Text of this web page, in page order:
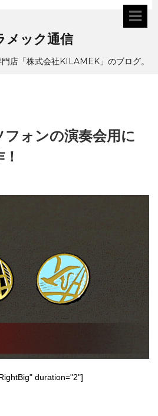
メック通信
店「株式会社KILAMEK」のブログ。
ォンの演奏会用に
duration="2"]